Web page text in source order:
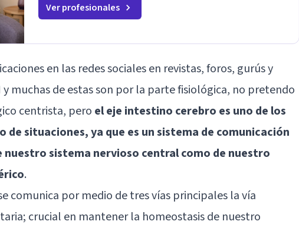
Ver profesionales
en las redes sociales en revistas, foros, gurús y
y muchas de estas son por la parte fisiológica, no pretendo
centrista, pero el eje intestino cerebro es uno de los
de situaciones, ya que es un sistema de comunicación
sistema nervioso central como de nuestro
.
comunica por medio de tres vías principales la vía
crucial en mantener la homeostasis de nuestro